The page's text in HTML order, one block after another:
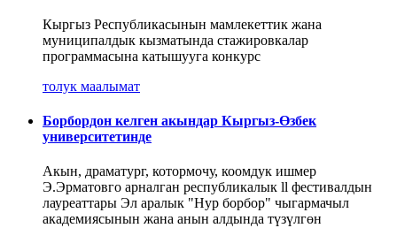
Кыргыз Республикасынын мамлекеттик жана
муниципалдык кызматында стажировкалар
программасына катышууга конкурс
толук маалымат
Борбордон келген акындар Кыргыз-Өзбек
университетинде
Акын, драматург, котормочу, коомдук ишмер
Э.Эрматовго арналган республикалык ll фестивалдын
лауреаттары Эл аралык "Нур борбор" чыгармачыл
академиясынын жана анын алдында түзүлгөн